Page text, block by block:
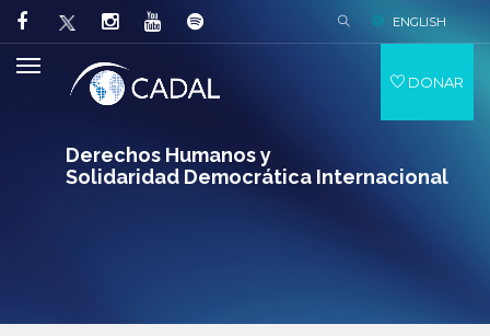
Derechos Humanos y
Solidaridad Democrática Internacional
ENGLISH
DONAR